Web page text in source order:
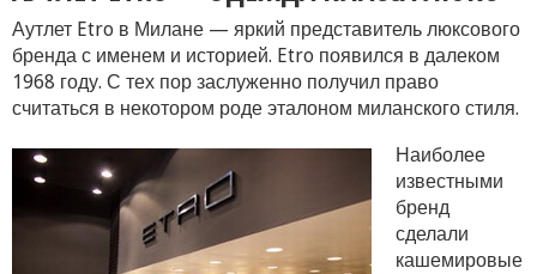
Аутлет Etro в Милане — яркий представитель люксового
бренда с именем и историей. Etro появился в далеком
1968 году. С тех пор заслуженно получил право
считаться в некотором роде эталоном миланского стиля.
Наиболее
известными
бренд
сделали
кашемировые